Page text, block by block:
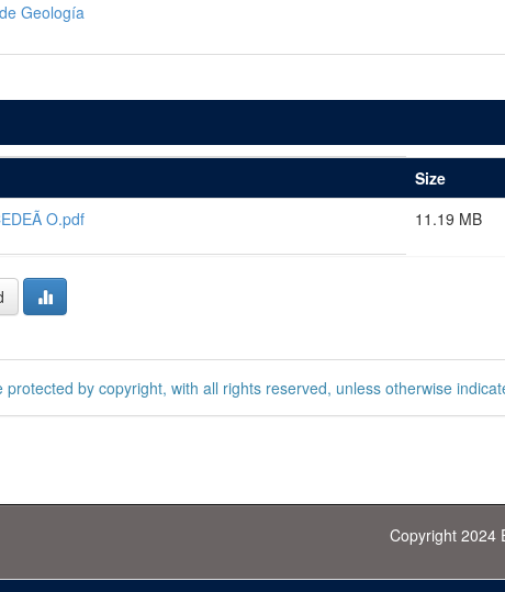
Geología
Size
O.pdf
11.19 MB
protected by copyright, with all rights reserved, unless otherwise
Copyright 2024